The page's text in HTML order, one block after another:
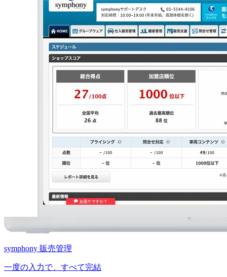
symphony 販売管理
一度の入力で、すべて完結